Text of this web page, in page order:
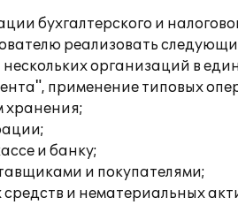
бухгалтерского и
реализовать
нескольких организаций в
применение типовых
хранения;
и банку;
и покупателями;
средств и нематериальных